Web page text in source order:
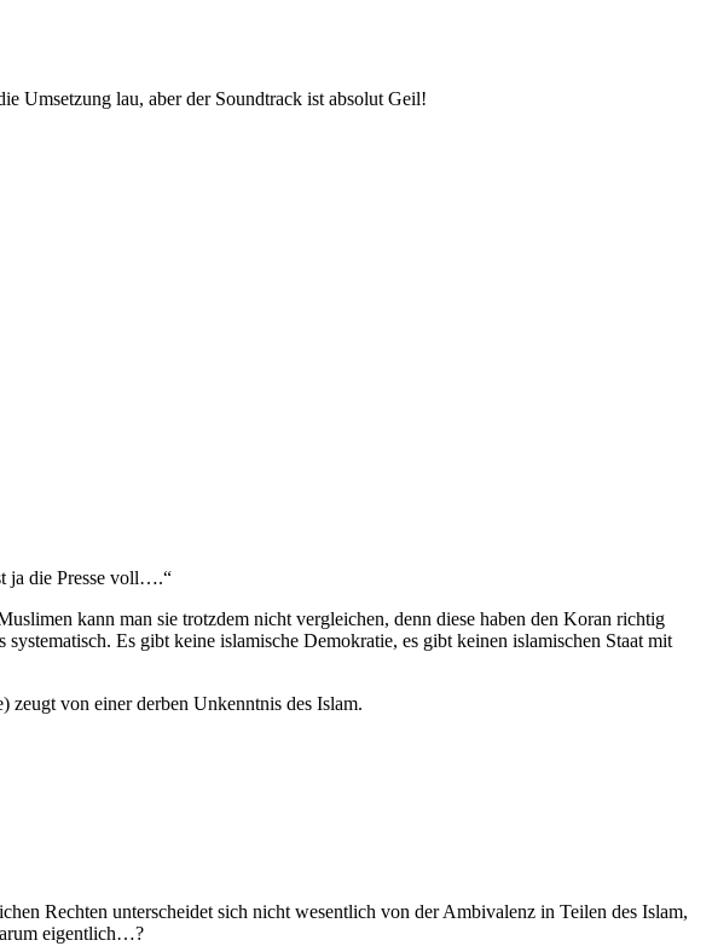
Umsetzung lau, aber der Soundtrack ist absolut Geil!
ja die Presse voll….“
kann man sie trotzdem nicht vergleichen, denn diese haben den Koran richtig
Es gibt keine islamische Demokratie, es gibt keinen islamischen Staat mit
zeugt von einer derben Unkenntnis des Islam.
Rechten unterscheidet sich nicht wesentlich von der Ambivalenz in Teilen des Islam,
eigentlich…?